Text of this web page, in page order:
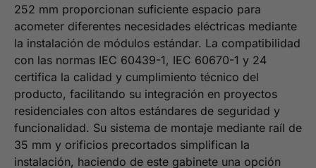
252 mm proporcionan suficiente espacio para
acometer diferentes necesidades eléctricas mediante
la instalación de módulos estándar. La compatibilidad
con las normas IEC 60439-1, IEC 60670-1 y 24
certifica la calidad y cumplimiento técnico del
producto, facilitando su integración en proyectos
residenciales con altos estándares de seguridad y
funcionalidad. Su sistema de montaje mediante raíl de
35 mm y orificios precortados simplifican la
instalación, haciendo de este gabinete una opción